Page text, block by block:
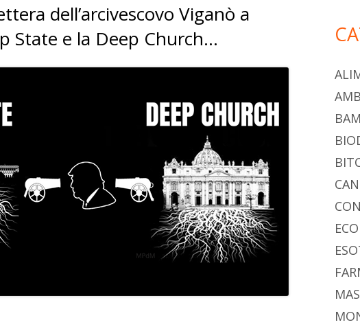
dell’arcivescovo Viganò a
State e la Deep Church…